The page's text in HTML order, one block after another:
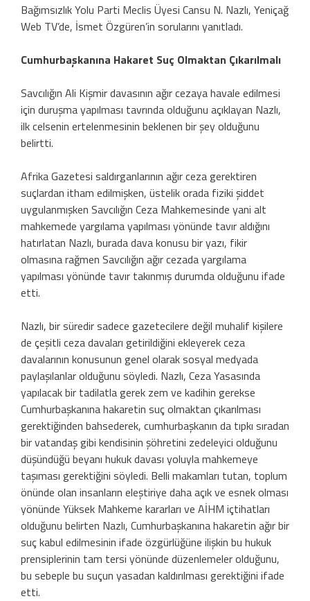
Bağımsızlık Yolu Parti Meclis Üyesi Cansu N. Nazlı, Yeniçağ
Web TV’de, İsmet Özgüren’in sorularını yanıtladı.
Cumhurbaşkanına Hakaret Suç Olmaktan Çıkarılmalı
Savcılığın Ali Kişmir davasının ağır cezaya havale edilmesi
için duruşma yapılması tavrında olduğunu açıklayan Nazlı,
ilk celsenin ertelenmesinin beklenen bir şey olduğunu
belirtti.
Afrika Gazetesi saldırganlarının ağır ceza gerektiren
suçlardan itham edilmişken, üstelik orada fiziki şiddet
uygulanmışken Savcılığın Ceza Mahkemesinde yani alt
mahkemede yargılama yapılması yönünde tavır aldığını
hatırlatan Nazlı, burada dava konusu bir yazı, fikir
olmasına rağmen Savcılığın ağır cezada yargılama
yapılması yönünde tavır takınmış durumda olduğunu ifade
etti.
Nazlı, bir süredir sadece gazetecilere değil muhalif kişilere
de çeşitli ceza davaları getirildiğini ekleyerek ceza
davalarının konusunun genel olarak sosyal medyada
paylaşılanlar olduğunu söyledi. Nazlı, Ceza Yasasında
yapılacak bir tadilatla gerek zem ve kadihin gerekse
Cumhurbaşkanına hakaretin suç olmaktan çıkarılması
gerektiğinden bahsederek, cumhurbaşkanın da tıpkı sıradan
bir vatandaş gibi kendisinin şöhretini zedeleyici olduğunu
düşündüğü beyanı hukuk davası yoluyla mahkemeye
taşıması gerektiğini söyledi. Belli makamları tutan, toplum
önünde olan insanların eleştiriye daha açık ve esnek olması
yönünde Yüksek Mahkeme kararları ve AİHM içtihatları
olduğunu belirten Nazlı, Cumhurbaşkanına hakaretin ağır bir
suç kabul edilmesinin ifade özgürlüğüne ilişkin bu hukuk
prensiplerinin tam tersi yönünde düzenlemeler olduğunu,
bu sebeple bu suçun yasadan kaldırılması gerektiğini ifade
etti.